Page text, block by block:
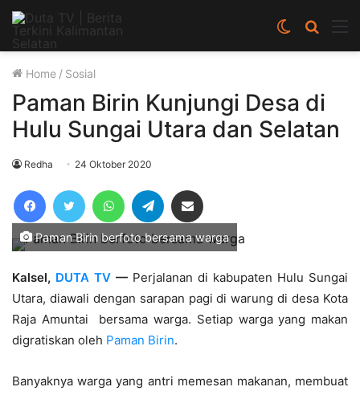
Cari
berita
Switch
skin
Home / Sosial
Paman Birin Kunjungi Desa di
Hulu Sungai Utara dan Selatan
Redha 24 Oktober 2020
FacebookTwitter WhatsAppTelegram
Paman Birin berfoto bersama warga
Kalsel, DUTA TV — Perjalanan di kabupaten Hulu Sungai
Utara, diawali dengan sarapan pagi di warung di desa Kota
Raja Amuntai bersama warga. Setiap warga yang makan
digratiskan oleh Paman Birin.
Banyaknya warga yang antri memesan makanan, membuat